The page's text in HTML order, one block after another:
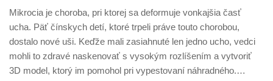
Mikrocia je choroba, pri ktorej sa deformuje vonkajšia časť
ucha. Päť čínskych detí, ktoré trpeli práve touto chorobou,
dostalo nové uši. Keďže mali zasiahnuté len jedno ucho, vedci
mohli to zdravé naskenovať s vysokým rozlíšením a vytvoriť
3D model, ktorý im pomohol pri vypestovaní náhradného.…